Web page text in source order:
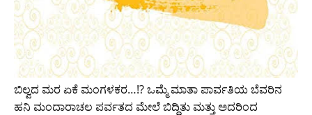
ಬಿಲ್ವದ ಮರ ಏಕೆ ಮಂಗಳಕರ…!? ಒಮ್ಮೆ ಮಾತಾ ಪಾರ್ವತಿಯ ಬೆವರಿನ
ಹನಿ ಮಂದಾರಾಚಲ ಪರ್ವತದ ಮೇಲೆ ಬಿದ್ದಿತು ಮತ್ತು ಅದರಿಂದ